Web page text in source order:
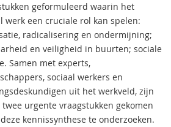
geformuleerd waarin het
werk een cruciale rol kan spelen:
radicalisering en ondermijning;
en veiligheid in buurten; sociale
Samen met experts,
sociaal werkers en
uit het werkveld, zijn
urgente vraagstukken gekomen
kennissynthese te onderzoeken.